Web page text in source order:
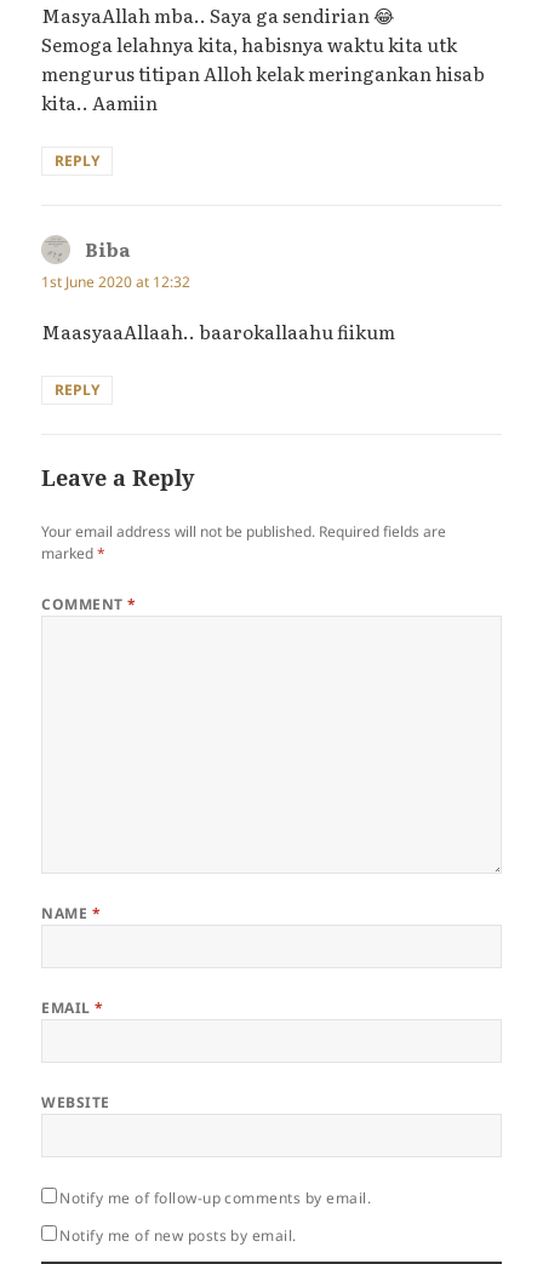
MasyaAllah mba.. Saya ga sendirian 😂
Semoga lelahnya kita, habisnya waktu kita utk
mengurus titipan Alloh kelak meringankan hisab
kita.. Aamiin
REPLY
Biba
1st June 2020 at 12:32
MaasyaaAllaah.. baarokallaahu fiikum
REPLY
Leave a Reply
Your email address will not be published. Required fields are
marked*
COMMENT*
NAME *
EMAIL*
WEBSITE
Notify me of follow-up comments by email.
Notify me of new posts by email.